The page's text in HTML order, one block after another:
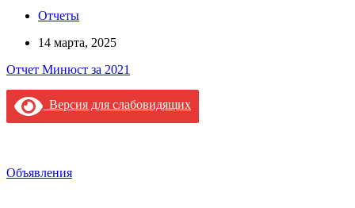
Отчеты
14 марта, 2025
Отчет Минюст за 2021
Версия для слабовидящих
Объявления